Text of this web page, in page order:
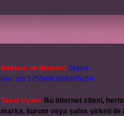
Reklam ve İletişim: Skype:
live:.cid.575569c608265c69
Yasal Uyarı: Bu internet sitesi,
marka, kurum veya şahıs şirketi ile